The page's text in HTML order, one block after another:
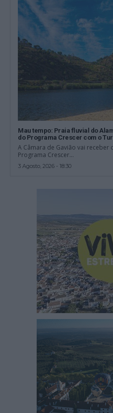
Mau tempo: Praia fluvial do
do Programa Crescer com o
A Câmara de Gavião vai receber
Programa Crescer...
3 Agosto, 2026 - 18:30